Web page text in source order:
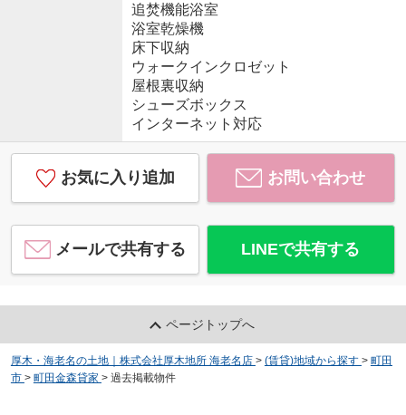
追焚機能浴室
浴室乾燥機
床下収納
ウォークインクロゼット
屋根裏収納
シューズボックス
インターネット対応
お気に入り追加 お問い合わせ
メールで共有する LINEで共有する
ページトップへ
厚木・海老名の土地｜株式会社厚木地所 海老名店 > (賃貸)地域から探す > 町田
市 > 町田金森貸家 > 過去掲載物件